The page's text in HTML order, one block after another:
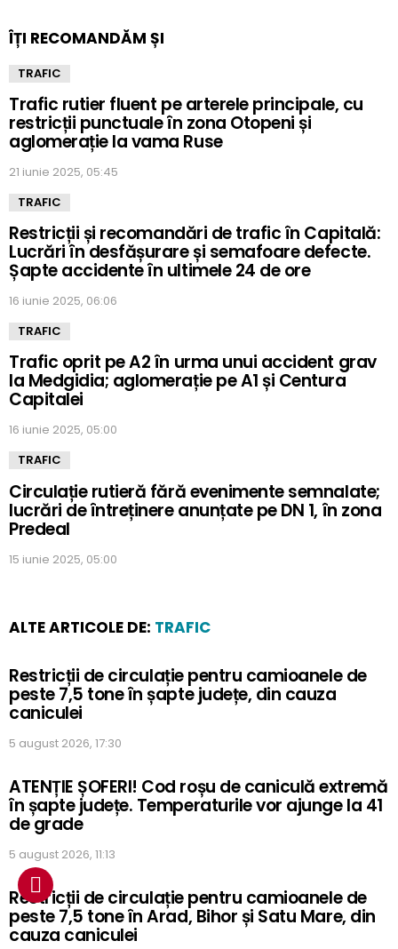
ÎȚI RECOMANDĂM ȘI
TRAFIC
Trafic rutier fluent pe arterele principale, cu
restricții punctuale în zona Otopeni și
aglomerație la vama Ruse
21 iunie 2025, 05:45
TRAFIC
Restricții și recomandări de trafic în Capitală:
Lucrări în desfășurare și semafoare defecte.
Șapte accidente în ultimele 24 de ore
16 iunie 2025, 06:06
TRAFIC
Trafic oprit pe A2 în urma unui accident grav
la Medgidia; aglomerație pe A1 și Centura
Capitalei
16 iunie 2025, 05:00
TRAFIC
Circulație rutieră fără evenimente semnalate;
lucrări de întreținere anunțate pe DN 1, în zona
Predeal
15 iunie 2025, 05:00
ALTE ARTICOLE DE: TRAFIC
Restricții de circulație pentru camioanele de
peste 7,5 tone în șapte județe, din cauza
caniculei
5 august 2026, 17:30
ATENȚIE ȘOFERI! Cod roșu de caniculă extremă
în șapte județe. Temperaturile vor ajunge la 41
de grade
5 august 2026, 11:13
Restricții de circulație pentru camioanele de
peste 7,5 tone în Arad, Bihor și Satu Mare, din
cauza caniculei